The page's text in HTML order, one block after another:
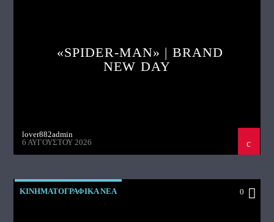
«SPIDER-MAN» | BRAND
NEW DAY
lover882admin
6 ΑΥΓΟΎΣΤΟΥ 2026
ΚΙΝΗΜΑΤΟΓΡΑΦΙΚΑ ΝΕΑ 0